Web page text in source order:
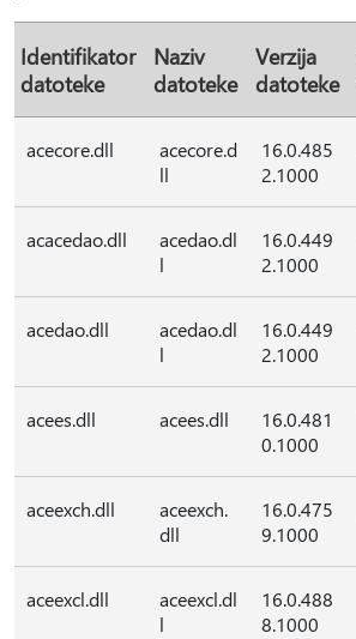
Identifikator
datoteke
Naziv
datoteke
Verzija
datoteke
acecore.dll
acecore.d
ll
16.0.485
2.1000
acacedao.dll
acedao.dl
l
16.0.449
2.1000
acedao.dll
acedao.dl
l
16.0.449
2.1000
acees.dll acees.dll
16.0.481
0.1000
aceexch.dll
aceexch.
dll
16.0.475
9.1000
aceexcl.dll
aceexcl.dl
l
16.0.488
8.1000